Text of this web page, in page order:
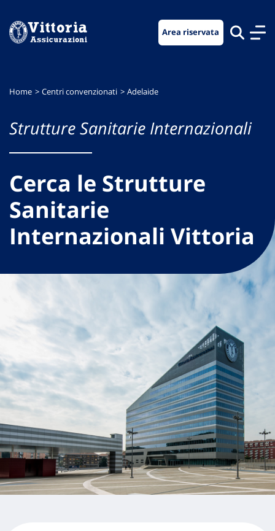
menu
contenuto
footer
Area riservata
Home Centri convenzionati Adelaide
Strutture Sanitarie Internazionali
Cerca le Strutture
Sanitarie
Internazionali Vittoria